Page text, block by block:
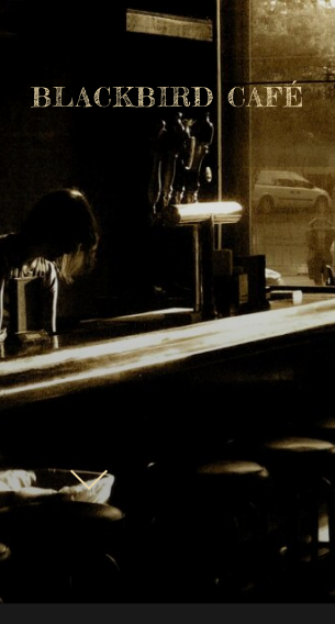
BLACKBIRD CAFÉ